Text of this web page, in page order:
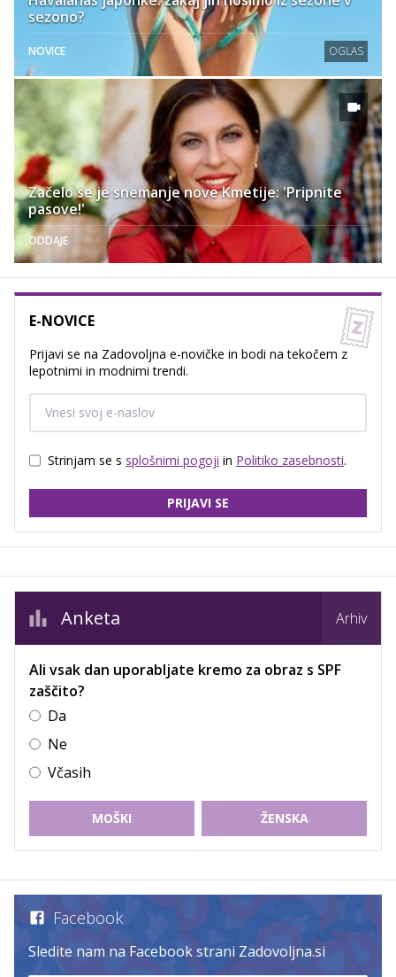
sezono?
NOVICE OGLAS
Začelo se je snemanje nove Kmetije: 'Pripnite
pasove!'
ODDAJE
E-NOVICE
Prijavi se na Zadovoljna e-novičke in bodi na tekočem z
lepotnimi in modnimi trendi.
Strinjam se s splošnimi pogoji in Politiko zasebnosti.
PRIJAVI SE
Anketa Arhiv
Ali vsak dan uporabljate kremo za obraz s SPF
zaščito?
Da
Ne
Včasih
MOŠKI ŽENSKA
Facebook
Sledite nam na Facebook strani Zadovoljna.si